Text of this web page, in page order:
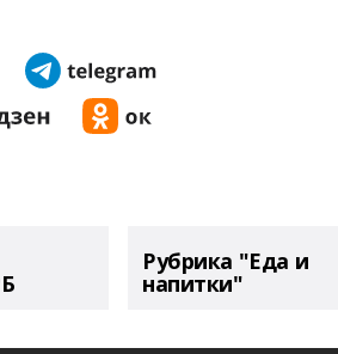
Рубрика "Еда и
напитки"